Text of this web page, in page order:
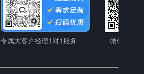
专属大客户经理1对1服务 微信公众号